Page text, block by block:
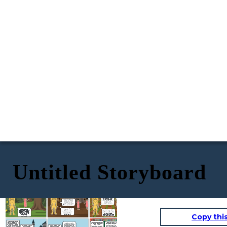
Untitled Storyboard
Las personas se
organizaban en tribus
cooperativistas para
sobrevivir, vivian en el
nomadismo y en una
economia de
subsistencia.
Las jerarquizaciones
sociales empiezan a
aparecer y el hombre
empieza a ser mas
agresivo en la alteracion
de los ecosistemas.
De hecho, las primeras
civilizaciones se
empiezan a formar por
este tiempo, como
Mesopotamia o el
Antiguo egipto.
los ciudadanos libres y
los esclavos. Estos
ultimos carecian de todo
derecho y eran
constantemente
parte del patrimonio del
dueño y no podian opinar.
En muchas veces,
tambien, se les utilizaba
como objeto de cambio.
Nos encontramos en el
Medievo para hablar del
4to modo de produccion,
el feudal. Con la caida de
Roma a manos de los
barbaros empieza la Edad
Como podran imaginar,
este sistema fue
Y por fin estamos en la
Edad Contemporanea
Tras la Revolucion
francesa los burgueses
tomaron el poder y se
convirtieron en la nueva
Y aqui tenemos que hacer
un pequeño parentesis, y
es que algunos
intelectuales consideran
Y es que, en un contexto
de precarios derechos y
continua explotacion
laboral, afirmaron que el
Copy